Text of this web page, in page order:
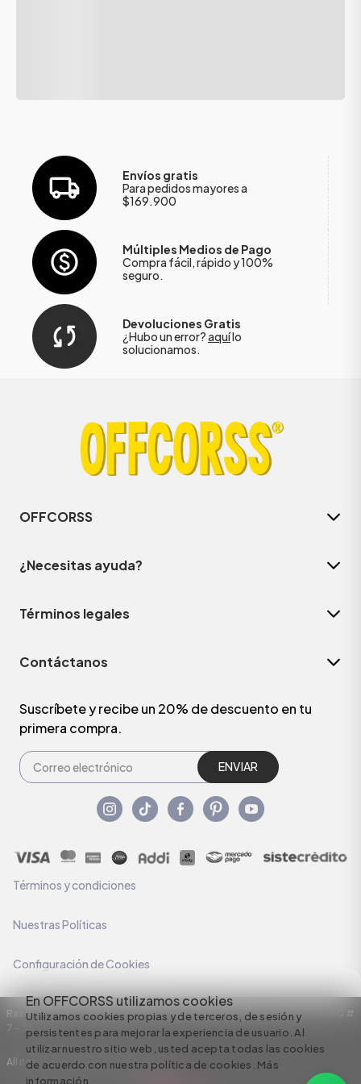
En OFFCORSS utilizamos cookies
Utilizamos cookies propias y de terceros, de sesión y
persistentes para mejorar la experiencia de usuario. Al
utilizar nuestro sitio web, usted acepta todas las cookies
de acuerdo con nuestra política de cookies. Más
información
Envíos gratis
Para pedidos mayores a
$169.900
Múltiples Medios de Pago
Compra fácil, rápido y 100%
seguro.
Devoluciones Gratis
¿Hubo un error?aquílo
solucionamos.
OFFCORSS
¿Necesitas ayuda?
Términos legales
Contáctanos
Suscríbete y recibe un 20% de descuento en tu
primera compra.
ENVIAR
Términos y condiciones
Nuestras Políticas
Configuración de Cookies
Razón Social: C.I HERMECO S.A. NIT: 890924167-6 Dirección: Carrera 50 #
7 – 35
All rights reserved empowered by